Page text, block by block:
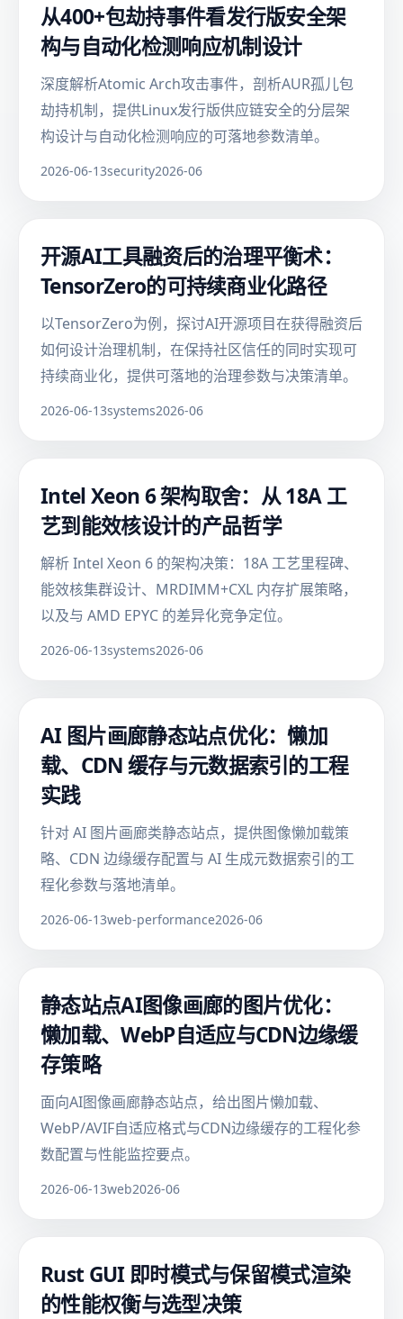
从400+包劫持事件看发行版安全架
构与自动化检测响应机制设计
深度解析Atomic Arch攻击事件，剖析AUR孤儿包
劫持机制，提供Linux发行版供应链安全的分层架
构设计与自动化检测响应的可落地参数清单。
2026-06-13security2026-06
开源AI工具融资后的治理平衡术：
TensorZero的可持续商业化路径
以TensorZero为例，探讨AI开源项目在获得融资后
如何设计治理机制，在保持社区信任的同时实现可
持续商业化，提供可落地的治理参数与决策清单。
2026-06-13systems2026-06
Intel Xeon 6 架构取舍：从 18A 工
艺到能效核设计的产品哲学
解析 Intel Xeon 6 的架构决策：18A 工艺里程碑、
能效核集群设计、MRDIMM+CXL 内存扩展策略，
以及与 AMD EPYC 的差异化竞争定位。
2026-06-13systems2026-06
AI 图片画廊静态站点优化：懒加
载、CDN 缓存与元数据索引的工程
实践
针对 AI 图片画廊类静态站点，提供图像懒加载策
略、CDN 边缘缓存配置与 AI 生成元数据索引的工
程化参数与落地清单。
2026-06-13web-performance2026-06
静态站点AI图像画廊的图片优化：
懒加载、WebP自适应与CDN边缘缓
存策略
面向AI图像画廊静态站点，给出图片懒加载、
WebP/AVIF自适应格式与CDN边缘缓存的工程化参
数配置与性能监控要点。
2026-06-13web2026-06
Rust GUI 即时模式与保留模式渲染
的性能权衡与选型决策